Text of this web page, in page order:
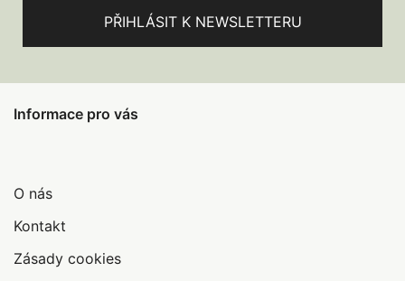
Informace pro vás
O nás
Kontakt
Zásady cookies